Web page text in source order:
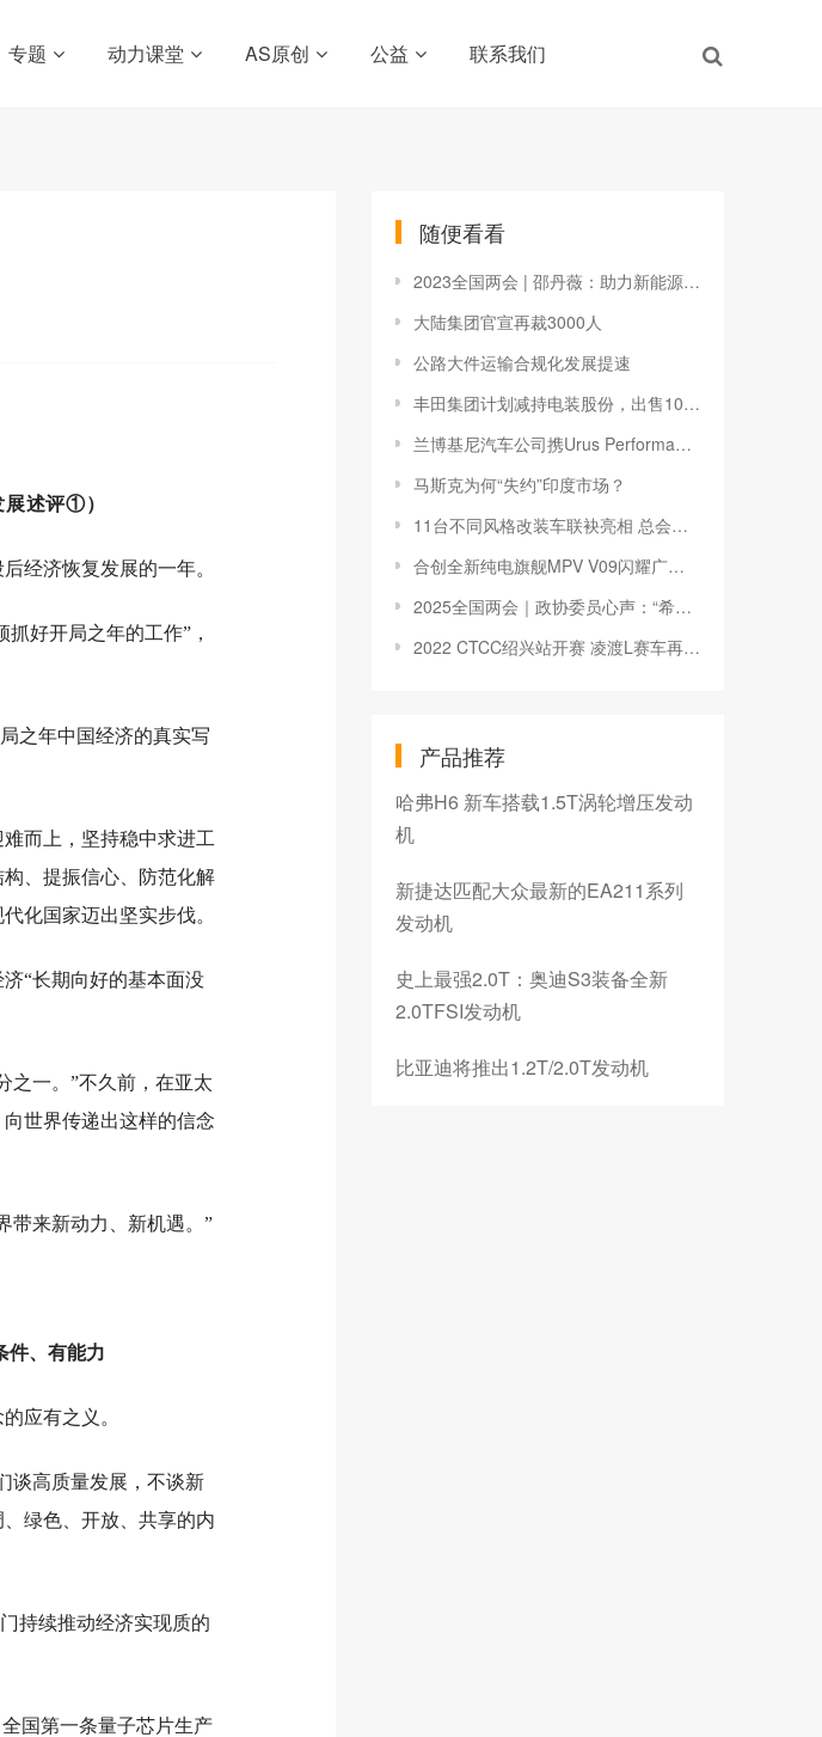
专题 动力课堂 AS原创 公益 联系我们
述评①）
经济恢复发展的一年。
好开局之年的工作”，
之年中国经济的真实写
而上，坚持稳中求进工
、提振信心、防范化解
化国家迈出坚实步伐。
“长期向好的基本面没
之一。”不久前，在亚太
世界传递出这样的信念
带来新动力、新机遇。”
件、有能力
应有之义。
谈高质量发展，不谈新
绿色、开放、共享的内
持续推动经济实现质的
国第一条量子芯片生产
随便看看
2023全国两会 | 邵丹薇：助力新能源汽车产业高质量发展，自主企业要在全球化中扮演好“中国角色”
大陆集团官宣再裁3000人
公路大件运输合规化发展提速
丰田集团计划减持电装股份，出售10%持股
兰博基尼汽车公司携Urus Performante的亚太区首秀
马斯克为何“失约”印度市场？
11台不同风格改装车联袂亮相 总会有一款你中意的哈弗猛龙
合创全新纯电旗舰MPV V09闪耀广州车展
2025全国两会｜政协委员心声：“希望中国汽车业早日实现汽车强国梦”
2022 CTCC绍兴站开赛 凌渡L赛车再取佳绩 积分榜持续领跑
产品推荐
哈弗H6 新车搭载1.5T涡轮增压发动
机
新捷达匹配大众最新的EA211系列
发动机
史上最强2.0T：奥迪S3装备全新
2.0TFSI发动机
比亚迪将推出1.2T/2.0T发动机